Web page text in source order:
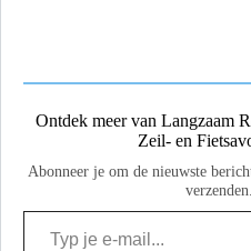
Ontdek meer van Langzaam
Zeil- en
Abonneer je om de nieuwste
verzenden.